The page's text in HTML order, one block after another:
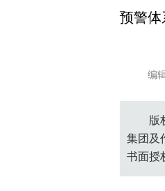
预警体
编
版
集团及
书面授